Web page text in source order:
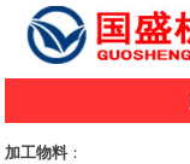
加工物料：